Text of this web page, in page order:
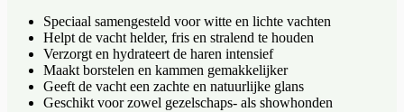
Speciaal samengesteld voor witte en lichte vachten
Helpt de vacht helder, fris en stralend te houden
Verzorgt en hydrateert de haren intensief
Maakt borstelen en kammen gemakkelijker
Geeft de vacht een zachte en natuurlijke glans
Geschikt voor zowel gezelschaps- als showhonden